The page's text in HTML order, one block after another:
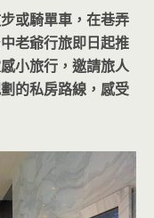
或騎單車，在巷弄
老爺行旅即日起推
小旅行，邀請旅人
的私房路線，感受